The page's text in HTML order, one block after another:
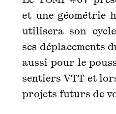
et une géométrie
utilisera son
ses déplacements
aussi pour le
sentiers VTT et
projets futurs de